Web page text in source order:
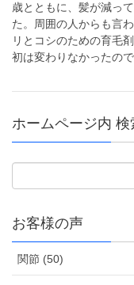
歳とともに、髪が減っ
た。周囲の人からも言
リとコシのための育毛
初は変わりなかったの
ホームページ内 検
お客様の声
関節 (50)